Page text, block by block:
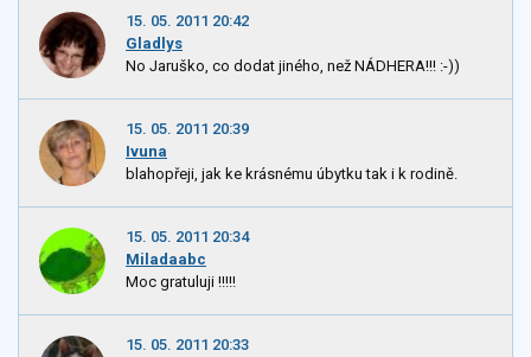
15. 05. 2011 20:42
Gladlys
No Jaruško, co dodat jiného, než NÁDHERA!!! :-))
15. 05. 2011 20:39
Ivuna
blahopřeji, jak ke krásnému úbytku tak i k rodině.
15. 05. 2011 20:34
Miladaabc
Moc gratuluji !!!!!
15. 05. 2011 20:33